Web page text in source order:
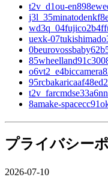
t2v_d1ou-
uexk-
8amake-
プライバシー
2026-07-10